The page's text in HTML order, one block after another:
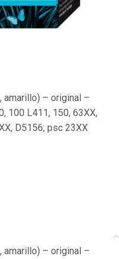
amarillo) – original –
100 L411, 150, 63XX,
D5156; psc 23XX
amarillo) – original –